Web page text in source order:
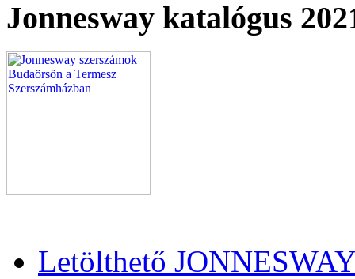
Jonnesway katalógus
Letölthető